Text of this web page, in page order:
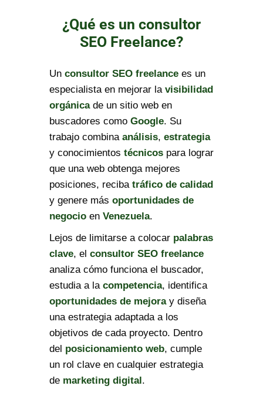
¿Qué es un consultor
SEO Freelance?
Un consultor SEO freelance es un
especialista en mejorar la visibilidad
orgánicade un sitio web en
buscadores como Google. Su
trabajo combina análisis, estrategia
y conocimientos técnicos para lograr
que una web obtenga mejores
posiciones, reciba tráfico de calidad
y genere más oportunidades de
negocio en Venezuela.
Lejos de limitarse a colocar palabras
clave, el consultor SEO freelance
analiza cómo funciona el buscador,
estudia a la competencia, identifica
oportunidades de mejoray diseña
una estrategia adaptada a los
objetivos de cada proyecto. Dentro
del posicionamiento web, cumple
un rol clave en cualquier estrategia
de marketing digital .